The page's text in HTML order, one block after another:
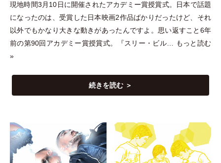
現地時間3月10日に開催されたアカデミー賞授賞式。日本で話題
になったのは、受賞した日本映画2作品ばかりだったけど、それ
以外でもかなり大きな動きがあったんですよ。思い返すこと6年
前の第90回アカデミー賞授賞式。『スリー ・ ビル…
もっと読む
»
続きを読む ＞